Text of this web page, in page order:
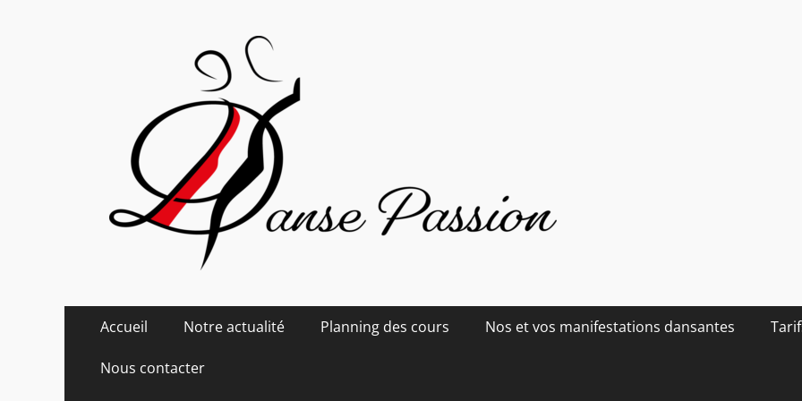
Danse Passion
Menu
contenu
Accueil Notre actualité Planning des cours Nos et vos manifestations dansantes
Nous contacter